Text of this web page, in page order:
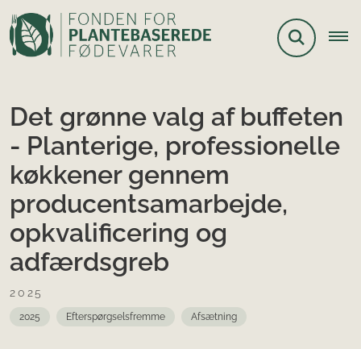
Det grønne valg af buffeten
- Planterige, professionelle
køkkener gennem
producentsamarbejde,
opkvalificering og
adfærdsgreb
2025
2025 Efterspørgselsfremme Afsætning